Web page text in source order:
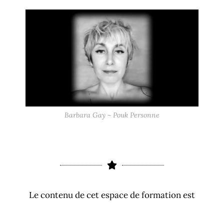
Barbara Gay ~ Pouk Personne
Le contenu de cet espace de formation est